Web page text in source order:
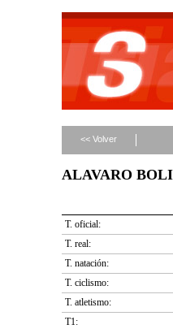
<< Volver
ALAVARO
T. oficial:
T. real:
T. natación:
T. ciclismo:
T. atletismo:
T1: